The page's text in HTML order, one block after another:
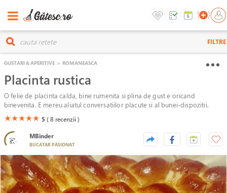
FILTRE
GUSTARI & APERITIVE > ROMANEASCA
Placinta rustica
O felie de placinta calda, bine rumenita si plina de gust e oricand
binevenita. E mereu aliatul conversatiilor placute si al bunei-dispozitii.
(*)
★(*)
★(*)
★(*)
★(*)
★ 5 ( 8 recenzii )
MBinder
BUCATAR PASIONAT